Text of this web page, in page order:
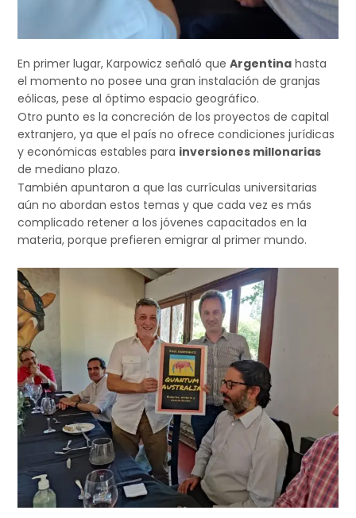
En primer lugar, Karpowicz señaló queArgentina hasta
el momento no posee una gran instalación de granjas
eólicas, pese al óptimo espacio geográfico.
Otro punto es la concreción de los proyectos de capital
extranjero, ya que el país no ofrece condiciones jurídicas
y económicas estables para inversiones millonarias
de mediano plazo.
También apuntaron a que las currículas universitarias
aún no abordan estos temas y que cada vez es más
complicado retener a los jóvenes capacitados en la
materia, porque prefieren emigrar al primer mundo.